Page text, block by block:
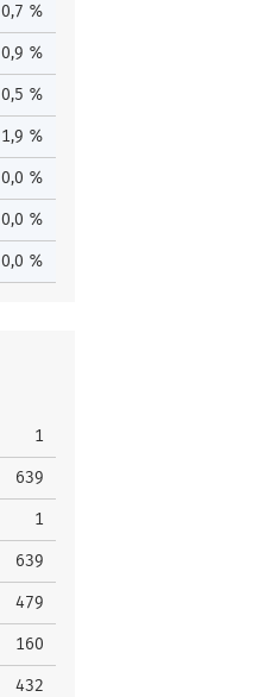
0,7 %
0,9 %
0,5 %
1,9 %
0,0 %
0,0 %
0,0 %
1
639
1
639
479
160
432